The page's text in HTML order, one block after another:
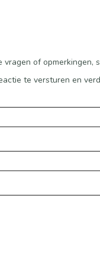
of
te versturen en